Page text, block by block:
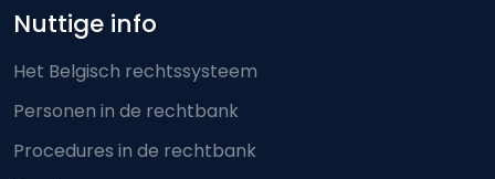
Nuttige info
Het Belgisch rechtssysteem
Personen in de rechtbank
Procedures in de rechtbank